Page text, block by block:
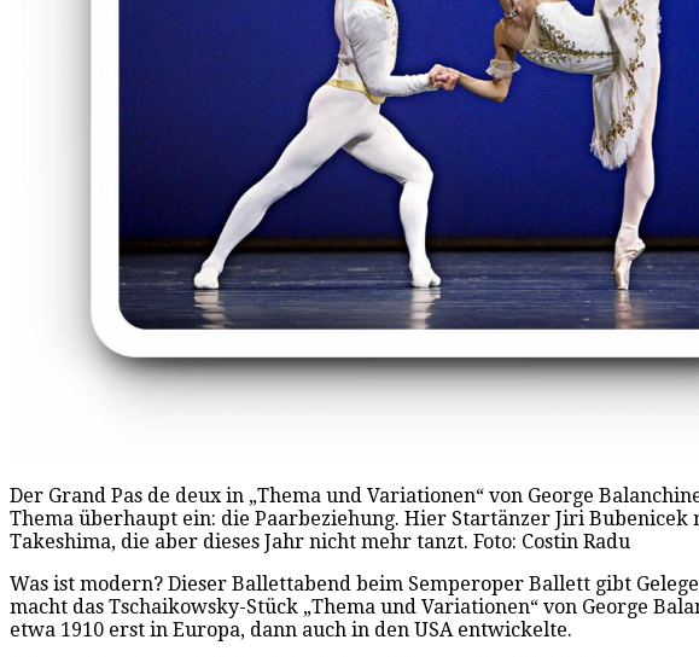
Der Grand Pas de deux in „Thema und Variationen“ von George
Thema überhaupt ein: die Paarbeziehung. Hier Startänzer Jiri Bubenicek
Takeshima, die aber dieses Jahr nicht mehr tanzt. Foto: Costin Radu
Was ist modern? Dieser Ballettabend beim Semperoper Ballett gibt
macht das Tschaikowsky-Stück „Thema und Variationen“ von George
etwa 1910 erst in Europa, dann auch in den USA entwickelte.